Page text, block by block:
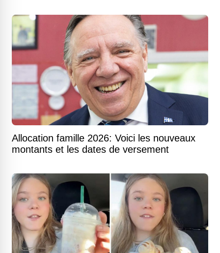
Allocation famille 2026: Voici les nouveaux
montants et les dates de versement